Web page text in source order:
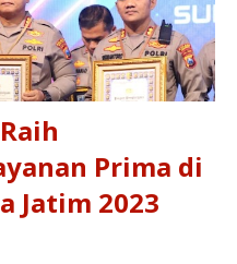
Prima di
Jatim 2023